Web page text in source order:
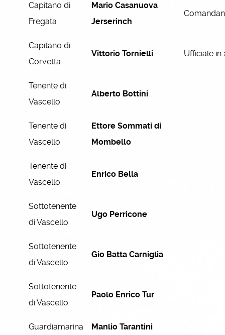
Capitano di
Fregata
Mario Casanuova
Jerserinch
Capitano di
Corvetta
Vittorio Tornielli Ufficiale in
Tenente di
Vascello
Alberto Bottini
Tenente di
Vascello
Ettore Sommati di
Mombello
Tenente di
Vascello
Enrico Bella
Sottotenente
di Vascello
Ugo Perricone
Sottotenente
di Vascello
Gio Batta Carniglia
Sottotenente
di Vascello
Paolo Enrico Tur
Guardiamarina Manlio Tarantini